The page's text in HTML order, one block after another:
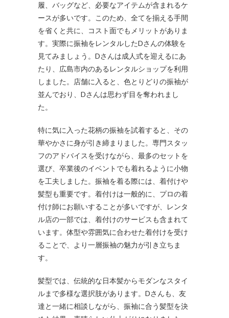
履、バッグなど、必要なアイテムが含まれるケ
ースが多いです。このため、全てを揃える手間
を省くと共に、コスト面でもメリットがありま
す。実際に振袖をレンタルしたDさんの体験を
見てみましょう。Dさんは成人式を迎えるにあ
たり、広島市内のあるレンタルショップを利用
しました。店舗に入ると、色とりどりの振袖が
並んでおり、Dさんは思わず目を奪われまし
た。
特に気に入った花柄の振袖を試着すると、その
華やかさに身が引き締まりました。専門スタッ
フのアドバイスを受けながら、最多のセットを
選び、卒業後のイベントでも着れるように小物
を工夫しました。振袖を着る際には、着付けや
髪型も重要です。着付けは一般的に、プロの着
付け師にお願いすることが多いですが、レンタ
ル店の一部では、着付けのサービスも含まれて
います。体型や雰囲気に合わせた着付けを受け
ることで、より一層振袖の魅力が引き立ちま
す。
髪型では、伝統的な日本髪からモダンなスタイ
ルまで多様な選択肢があります。Dさんも、友
達と一緒に相談しながら、振袖に合う髪型を決